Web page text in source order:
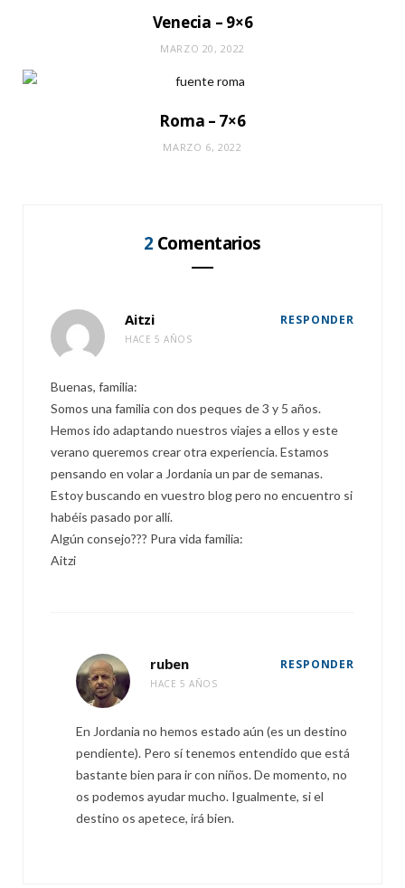
Venecia – 9×6
MARZO 20, 2022
Roma – 7×6
MARZO 6, 2022
2 Comentarios
Aitzi
HACE 5 AÑOS
RESPONDER
Buenas, familia:
Somos una familia con dos peques de 3 y 5 años.
Hemos ido adaptando nuestros viajes a ellos y este
verano queremos crear otra experiencia. Estamos
pensando en volar a Jordania un par de semanas.
Estoy buscando en vuestro blog pero no encuentro si
habéis pasado por allí.
Algún consejo??? Pura vida familia:
Aitzi
ruben
HACE 5 AÑOS
RESPONDER
En Jordania no hemos estado aún (es un destino
pendiente). Pero sí tenemos entendido que está
bastante bien para ir con niños. De momento, no
os podemos ayudar mucho. Igualmente, si el
destino os apetece, irá bien.